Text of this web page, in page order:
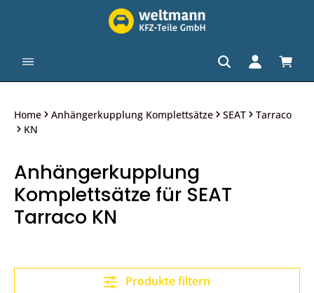
Home Anhängerkupplung Komplettsätze SEAT
Tarraco
KN
Anhängerkupplung
Komplettsätze für SEAT
Tarraco KN
Produkte filtern